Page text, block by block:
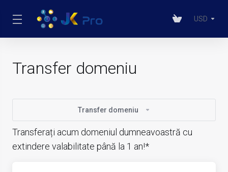
USD
Transfer domeniu
Transfer domeniu
Transferați acum domeniul dumneavoastră cu
extindere valabilitate până la 1 an!*